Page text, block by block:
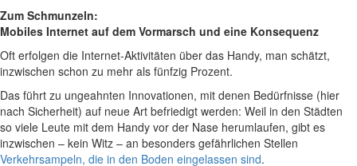
Zum Schmunzeln:
Mobiles Internet auf dem Vormarsch und eine Konsequenz
Oft erfolgen die Internet-Aktivitäten über das Handy, man schätzt,
inzwischen schon zu mehr als fünfzig Prozent.
Das führt zu ungeahnten Innovationen, mit denen Bedürfnisse (hier
nach Sicherheit) auf neue Art befriedigt werden: Weil in den Städten
so viele Leute mit dem Handy vor der Nase herumlaufen, gibt es
inzwischen – kein Witz – an besonders gefährlichen Stellen
Verkehrsampeln, die in den Boden eingelassen sind.